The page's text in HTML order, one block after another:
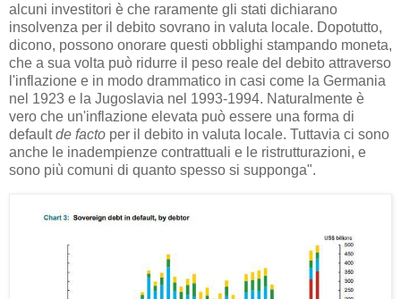
alcuni investitori è che raramente gli stati dichiarano
insolvenza per il debito sovrano in valuta locale. Dopotutto,
dicono, possono onorare questi obblighi stampando moneta,
che a sua volta può ridurre il peso reale del debito attraverso
l'inflazione e in modo drammatico in casi come la Germania
nel 1923 e la Jugoslavia nel 1993-1994. Naturalmente è
vero che un'inflazione elevata può essere una forma di
defaultde facto per il debito in valuta locale. Tuttavia ci sono
anche le inadempienze contrattuali e le ristrutturazioni, e
sono più comuni di quanto spesso si supponga".